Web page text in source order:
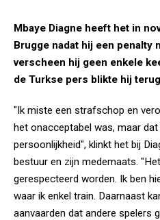
Mbaye Diagne heeft het in
Brugge nadat hij een penalty
verscheen hij geen enkele
de Turkse pers blikte hij
"Ik miste een strafschop en
het onacceptabel was, maar
persoonlijkheid", klinkt het bij
bestuur en zijn medemaats.
gerespecteerd worden. Ik ben
waar ik enkel train. Daarnaast
aanvaarden dat andere spelers